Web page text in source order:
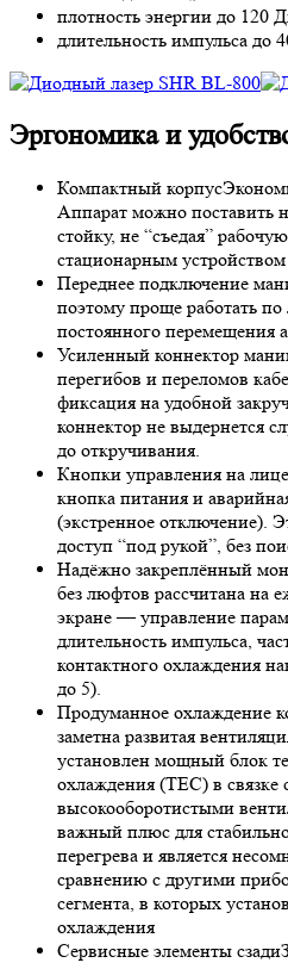
плотность энергии до 120
длительность импульса до
Эргономика и
Компактный корпус
Аппарат можно поставить
стойку, не “съедая”
стационарным устройством
Переднее подключение
поэтому проще работать
постоянного перемещения
Усиленный коннектор
перегибов и переломов
фиксация на удобной
коннектор не выдернется
до откручивания.
Кнопки управления на
кнопка питания и
(экстренное отключение).
доступ “под рукой”, без
Надёжно закреплённый
без люфтов рассчитана на
экране — управление
длительность импульса,
контактного охлаждения
до 5).
Продуманное охлаждение
заметна развитая
установлен мощный блок
охлаждения (TEC) в связке
высокооборотистыми
важный плюс для
перегрева и является
сравнению с другими
сегмента, в которых
охлаждения
Сервисные элементы сзади